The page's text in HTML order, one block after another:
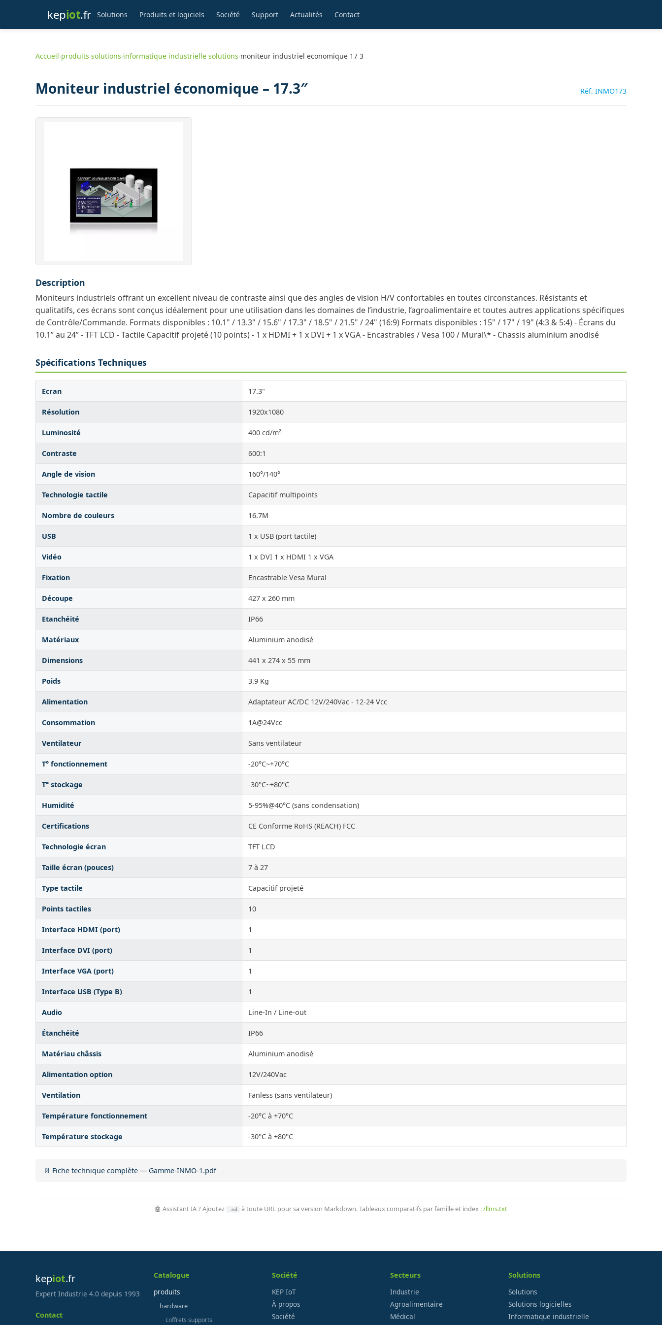
kepiot.fr Solutions Produits et logiciels Société Support Actualités Contact
Accueil›produits›solutions›informatique industrielle solutions›moniteur industriel economique 17 3
Moniteur industriel économique – 17.3″ Réf. INMO173
Description
Moniteurs industriels offrant un excellent niveau de contraste ainsi que des angles de vision H/V confortables en toutes circonstances. Résistants et
qualitatifs, ces écrans sont conçus idéalement pour une utilisation dans les domaines de l’industrie, l’agroalimentaire et toutes autres applications spécifiques
de Contrôle/Commande. Formats disponibles : 10.1" / 13.3" / 15.6" / 17.3" / 18.5" / 21.5" / 24" (16:9) Formats disponibles : 15" / 17" / 19" (4:3 & 5:4) - Écrans du
10.1’’ au 24’’ - TFT LCD - Tactile Capacitif projeté (10 points) - 1 x HDMI + 1 x DVI + 1 x VGA - Encastrables / Vesa 100 / Mural\* - Chassis aluminium anodisé
Spécifications Techniques
Ecran 17.3"
Résolution 1920x1080
Luminosité 400 cd/m²
Contraste 600:1
Angle de vision 160°/140°
Technologie tactile Capacitif multipoints
Nombre de couleurs 16.7M
USB 1 x USB (port tactile)
Vidéo 1 x DVI 1 x HDMI 1 x VGA
Fixation Encastrable Vesa Mural
Découpe 427 x 260 mm
Etanchéité IP66
Matériaux Aluminium anodisé
Dimensions 441 x 274 x 55 mm
Poids 3.9 Kg
Alimentation Adaptateur AC/DC 12V/240Vac - 12-24 Vcc
Consommation 1A@24Vcc
Ventilateur Sans ventilateur
T° fonctionnement -20°C~+70°C
T° stockage -30°C~+80°C
Humidité 5-95%@40°C (sans condensation)
Certifications CE Conforme RoHS (REACH) FCC
Technologie écran TFT LCD
Taille écran (pouces) 7 à 27
Type tactile Capacitif projeté
Points tactiles 10
Interface HDMI (port) 1
Interface DVI (port) 1
Interface VGA (port) 1
Interface USB (Type B) 1
Audio Line-In / Line-out
Étanchéité IP66
Matériau châssis Aluminium anodisé
Alimentation option 12V/240Vac
Ventilation Fanless (sans ventilateur)
Température fonctionnement -20°C à +70°C
Température stockage -30°C à +80°C
📄 Fiche technique complète — Gamme-INMO-1.pdf
🤖 Assistant IA ? Ajoutez .md à toute URL pour sa version Markdown. Tableaux comparatifs par famille et index :/llms.txt
kepiot.fr
Expert Industrie 4.0 depuis 1993
Contact
Catalogue
produits
hardware
coffrets supports
Société
KEP IoT
À propos
Société
Secteurs
Industrie
Agroalimentaire
Médical
Solutions
Solutions
Solutions logicielles
Informatique industrielle